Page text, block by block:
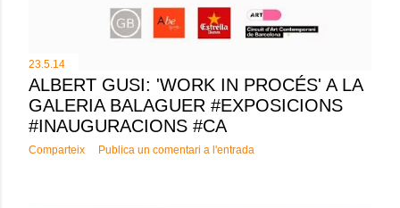
23.5.14
ALBERT GUSI: 'WORK IN PROCÉS' A LA
GALERIA BALAGUER #EXPOSICIONS
#INAUGURACIONS #CA
Comparteix Publica un comentari a l'entrada